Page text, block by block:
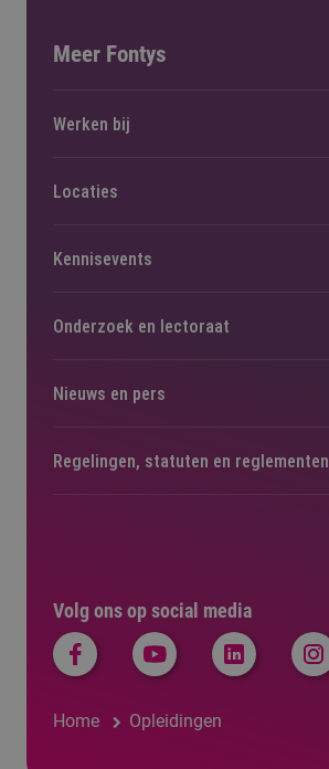
Volg ons op social media
Home Opleidingen
Meer Fontys
Werken bij
Locaties
Kennisevents
Onderzoek en lectoraat
Nieuws en pers
Regelingen, statuten en reglementen